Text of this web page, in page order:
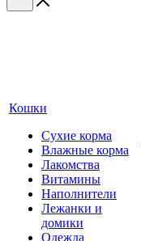
Кошки
Сухие корма
Влажные корма
Лакомства
Витамины
Наполнители
Лежанки и
домики
Одежда